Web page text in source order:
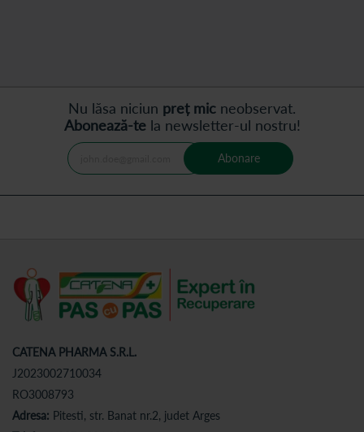
Nu lăsa niciun preț mic neobservat.
Abonează-tela newsletter-ul nostru!
Abonare
CATENA PHARMA S.R.L.
J2023002710034
RO3008793
Adresa: Pitesti, str. Banat nr.2, judet Arges